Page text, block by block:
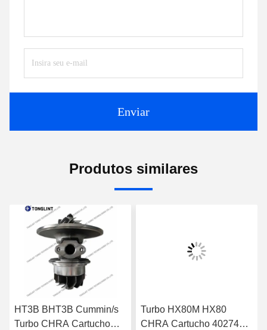
Enviar
Produtos similares
HT3B BHT3B Cummin/s
Turbo CHRA Cartucho
Turbo HX80M HX80
CHRA Cartucho 4027408